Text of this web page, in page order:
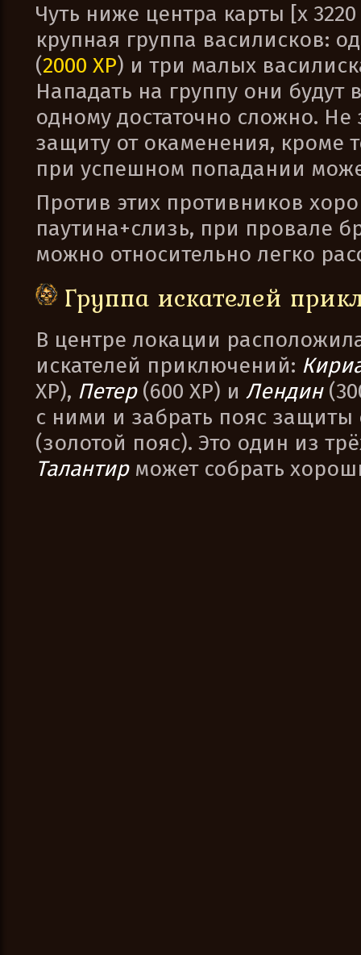
Чуть ниже центра карты [x
крупная группа василисков:
(2000 XP) и три малых
Нападать на группу они будут
одному достаточно сложно. Не
защиту от окаменения, кроме
при успешном попадании
Против этих противников
паутина+слизь, при провале
можно относительно легко
Группа искателей
В центре локации
искателей приключений:
XP), Петер (600 XP) и Лендин
с ними и забрать пояс
(золотой пояс). Это один из
Талантирможет собрать